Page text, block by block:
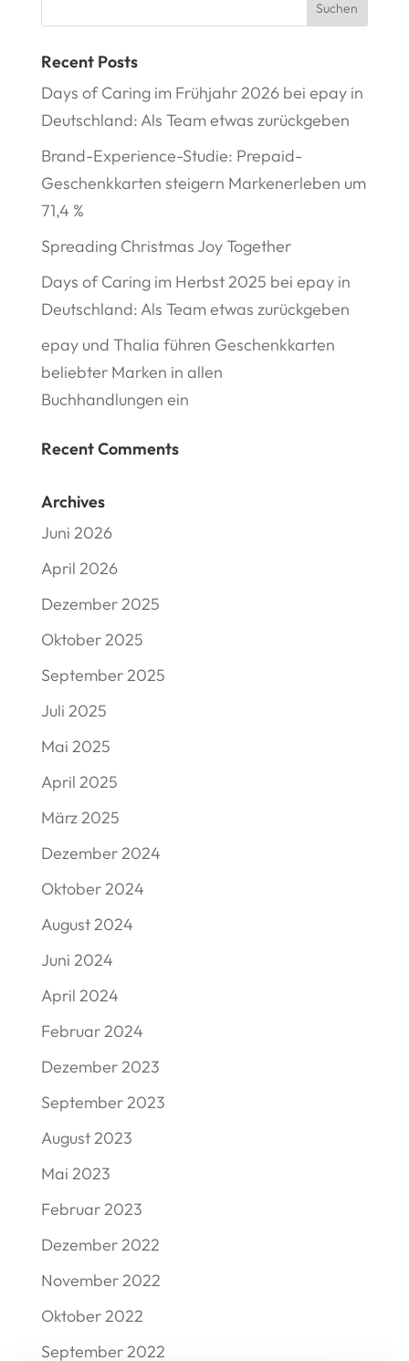
Recent Posts
Days of Caring im Frühjahr 2026 bei epay in
Deutschland: Als Team etwas zurückgeben
Brand-Experience-Studie: Prepaid-
Geschenkkarten steigern Markenerleben um
71,4 %
Spreading Christmas Joy Together
Days of Caring im Herbst 2025 bei epay in
Deutschland: Als Team etwas zurückgeben
epay und Thalia führen Geschenkkarten
beliebter Marken in allen
Buchhandlungen ein
Recent Comments
Archives
Juni 2026
April 2026
Dezember 2025
Oktober 2025
September 2025
Juli 2025
Mai 2025
April 2025
März 2025
Dezember 2024
Oktober 2024
August 2024
Juni 2024
April 2024
Februar 2024
Dezember 2023
September 2023
August 2023
Mai 2023
Februar 2023
Dezember 2022
November 2022
Oktober 2022
September 2022